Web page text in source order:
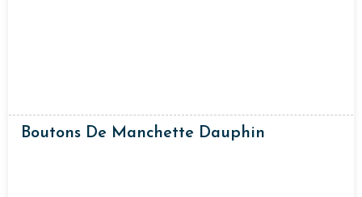
Boutons De Manchette Dauphin